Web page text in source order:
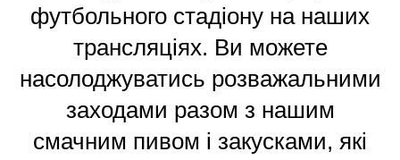
футбольного стадіону на наших
трансляціях. Ви можете
насолоджуватись розважальними
заходами разом з нашим
смачним пивом і закусками, які